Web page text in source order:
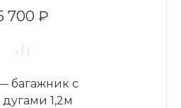
700 ₽
багажник с
1,2м